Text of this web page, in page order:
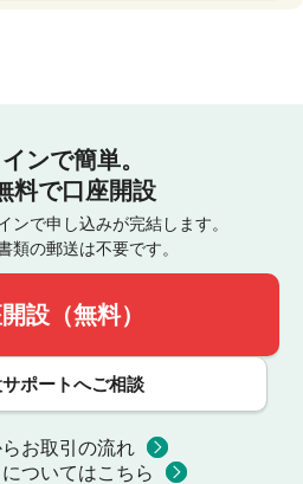
ンで簡単。
料で口座開設
ンで申し込みが完結します。
類の郵送は不要です。
設（無料）
ポートへご相談
お取引の流れ
ついてはこちら